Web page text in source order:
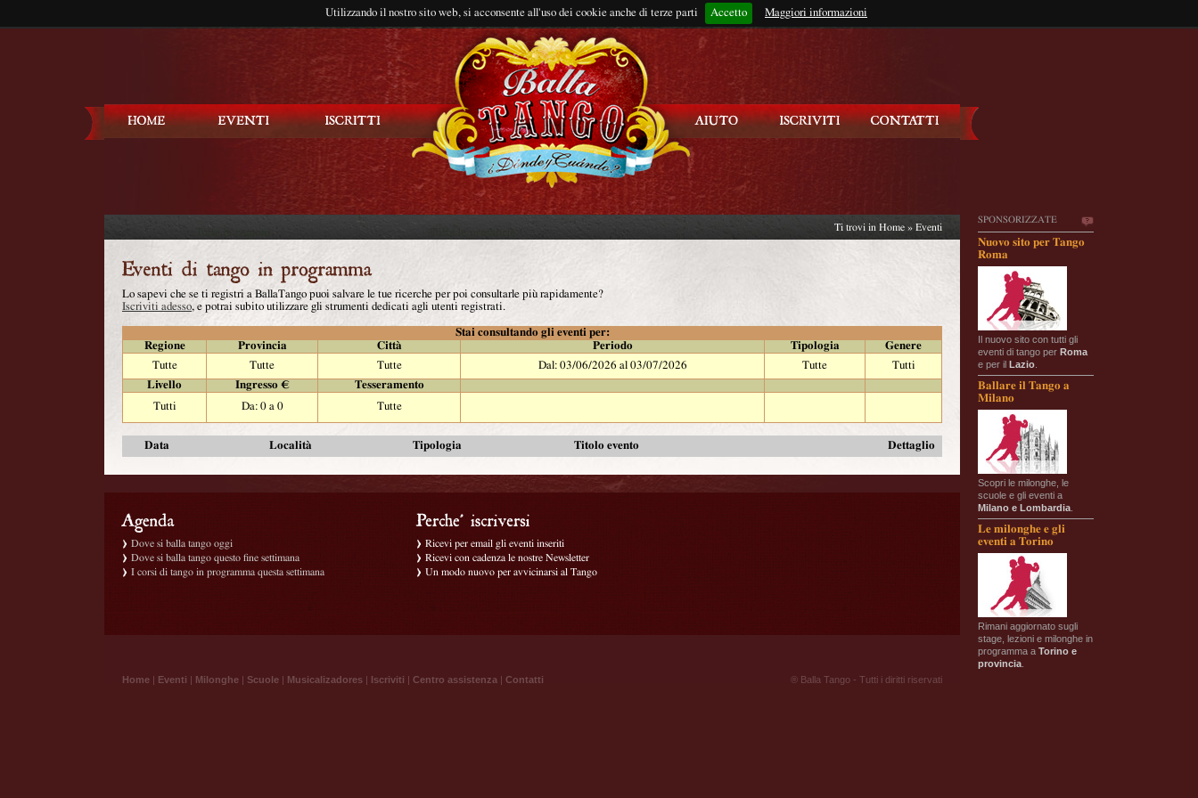
Utilizzando il nostro sito web, si acconsente all'uso dei cookie anche di terze parti Accetto Maggiori informazioni
Rimani connesso?
SPONSORIZZATE
Nuovo sito per Tango
Roma
Il nuovo sito con tutti gli
eventi di tango per Roma
e per il Lazio
Ballare il Tango a
Milano
Scopri le milonghe, le
scuole e gli eventi a
Milano e Lombardia
Le milonghe e gli
eventi a Torino
Rimani aggiornato sugli
stage, lezioni e milonghe in
programma a Torino e
provincia
Ti trovi in Home » Eventi
Lo sapevi che se ti registri a BallaTango puoi salvare le tue ricerche per poi consultarle più rapidamente?
Iscriviti adesso, e potrai subito utilizzare gli strumenti dedicati agli utenti registrati.
Stai consultando gli eventi per:
Regione
Provincia Città Periodo Tipologia
Genere
Tutte
Tutte Tutte Dal: 03/06/2026 al 03/07/2026 Tutte
Tutti
Livello
Ingresso €
Tesseramento
Tutti
Da: 0 a 0 Tutte
Data Località Tipologia Titolo evento Dettaglio
Dove si balla tango oggi
Dove si balla tango questo fine settimana
I corsi di tango in programma questa settimana
Ricevi per email gli eventi inseriti
Ricevi con cadenza le nostre Newsletter
Un modo nuovo per avvicinarsi al Tango
Home | Eventi | Milonghe | Scuole | Musicalizadores | Iscriviti | Centro assistenza | Contatti ® Balla Tango - Tutti i diritti riservati